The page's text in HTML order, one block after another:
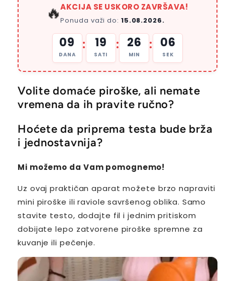
🔥AKCIJA SE USKORO ZAVRŠAVA!
Ponuda važi do: 15.08.2026.
09
DANA
: 19
SATI
: 26
MIN
: 04
SEK
Volite domaće piroške, ali nemate
vremena da ih pravite ručno?
Hoćete da priprema testa bude brža
i jednostavnija?
Mi možemo da Vam pomognemo!
Uz ovaj praktičan aparat možete brzo napraviti
mini piroške ili raviole savršenog oblika. Samo
stavite testo, dodajte fil i jednim pritiskom
dobijate lepo zatvorene piroške spremne za
kuvanje ili pečenje.